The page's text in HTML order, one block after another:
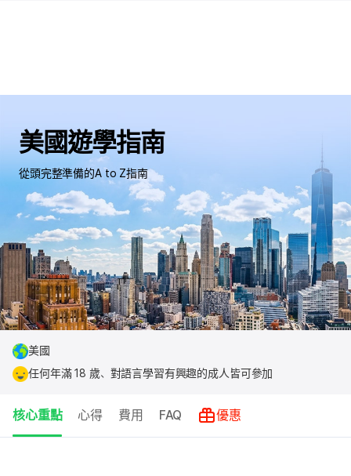
美國遊學指南
從頭完整準備的A to Z指南
美國
任何年滿 18 歲、對語言學習有興趣的成人皆可參加
核心重點 心得 費用 FAQ 優惠